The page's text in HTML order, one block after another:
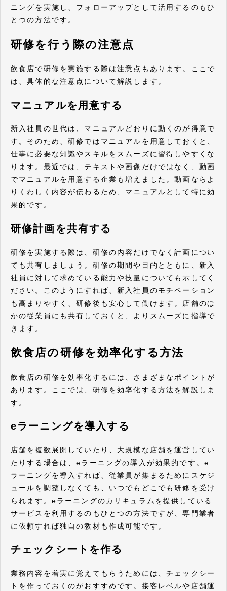
ニングを実施し、フォローアップとして活用するのもひ
とつの方法です。
研修を行う際の注意点
飲食店で研修を実施する際は注意点もあります。ここで
は、具体的な注意点について解説します。
マニュアルを用意する
新入社員の世代は、マニュアルどおりに動くのが得意で
す。そのため、研修ではマニュアルを用意しておくと、
仕事に必要な知識やスキルをスムーズに習得しやすくな
ります。最近では、テキストや画像だけではなく、動画
でマニュアルを用意する企業も増えました。動画ならよ
りくわしく内容が伝わるため、マニュアルとして特に効
果的です。
研修計画を共有する
研修を実施する際は、研修の内容だけでなく計画につい
ても共有しましょう。研修の期間や目的とともに、新入
社員に対して求めている能力や技量についても示してく
ださい。このようにすれば、新入社員のモチベーション
も高まりやすく、研修後も安心して働けます。店舗のほ
かの従業員にも共有しておくと、よりスムーズに指導で
きます。
飲食店の研修を効率化する方法
飲食店の研修を効率化するには、さまざまなポイントが
あります。ここでは、研修を効率化する方法を解説しま
す。
eラーニングを導入する
店舗を複数展開していたり、大規模な店舗を運営してい
たりする場合は、eラーニングの導入が効果的です。e
ラーニングを導入すれば、従業員が集まるためにスケジ
ュールを調整しなくても、いつでもどこでも研修を受け
られます。eラーニングのカリキュラムを提供している
サービスを利用するのもひとつの方法ですが、専門業者
に依頼すれば独自の教材も作成可能です。
チェックシートを作る
業務内容を着実に覚えてもらうためには、チェックシー
トを作っておくのがおすすめです。接客レベルや店舗運